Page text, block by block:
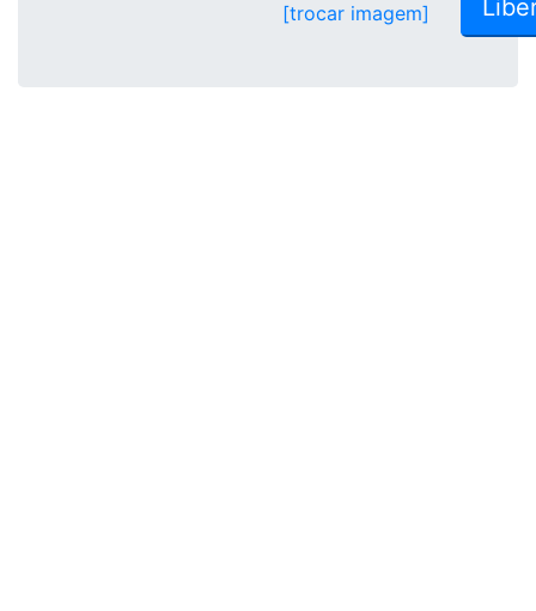
[trocar imagem]